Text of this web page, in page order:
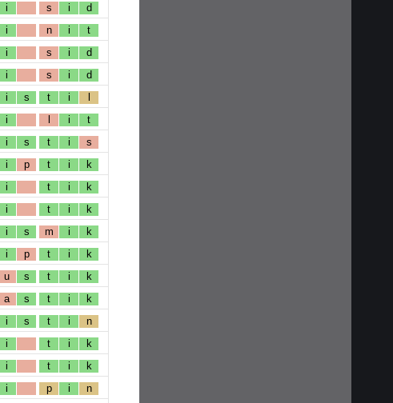
i s i d
i n i t
i s i d
i s i d
i s t i l
i l i t
i s t i s
i p t i k
i t i k
i t i k
i s m i k
i p t i k
u s t i k
a s t i k
i s t i n
i t i k
i t i k
i p i n